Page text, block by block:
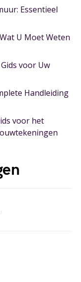
Essentieel
U Moet Weten
voor Uw
Handleiding
voor het